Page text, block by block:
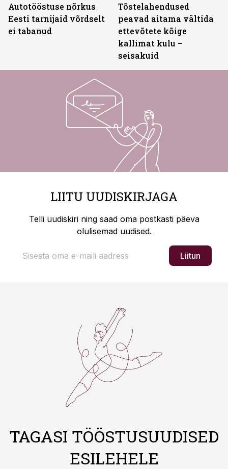
Autotööstuse nõrkus
Eesti tarnijaid võrdselt
ei tabanud
Tõstelahendused
peavad aitama vältida
ettevõtete kõige
kallimat kulu –
seisakuid
LIITU UUDISKIRJAGA
Telli uudiskiri ning saad oma postkasti päeva
olulisemad uudised.
Liitun
TAGASI TÖÖSTUSUUDISED
ESILEHELE